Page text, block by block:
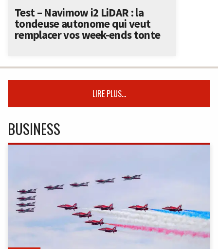
Test – Navimow i2 LiDAR : la
tondeuse autonome qui veut
remplacer vos week-ends tonte
LIRE PLUS...
BUSINESS